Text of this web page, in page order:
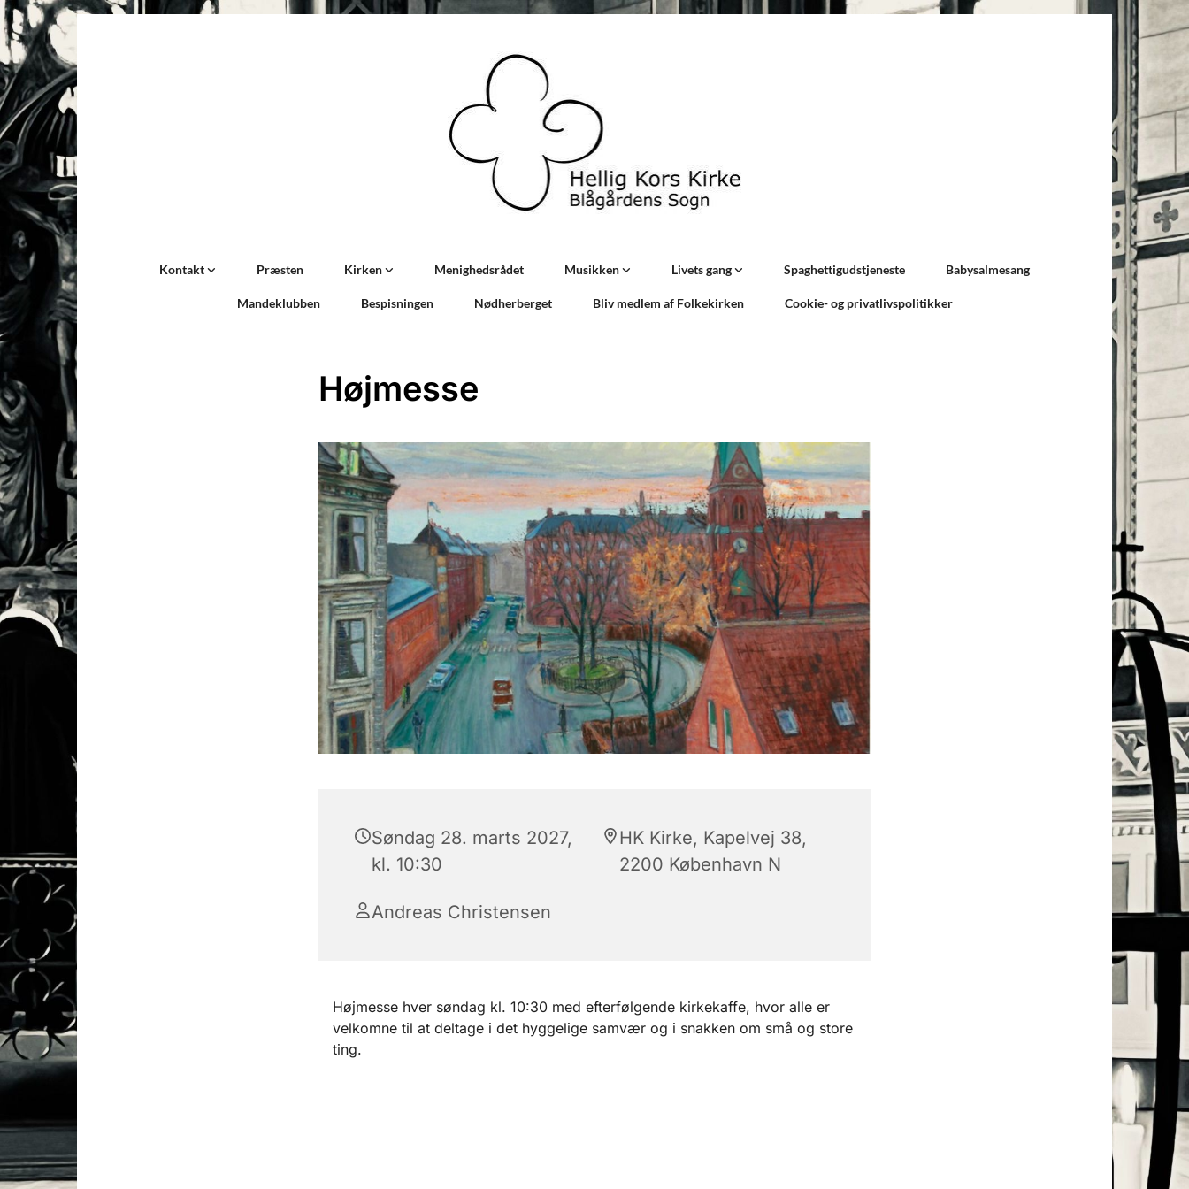
Kontakt Præsten Kirken Menighedsrådet Musikken Livets gang Spaghettigudstjeneste Babysalmesang
Mandeklubben Bespisningen Nødherberget Bliv medlem af Folkekirken Cookie- og privatlivspolitikker
Højmesse
Søndag 28. marts 2027,
kl. 10:30
HK Kirke, Kapelvej 38,
2200 København N
Andreas Christensen
Højmesse hver søndag kl. 10:30 med efterfølgende kirkekaffe, hvor alle er
velkomne til at deltage i det hyggelige samvær og i snakken om små og store
ting.